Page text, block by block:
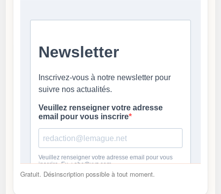
Gratuit. Désinscription possible à tout moment.